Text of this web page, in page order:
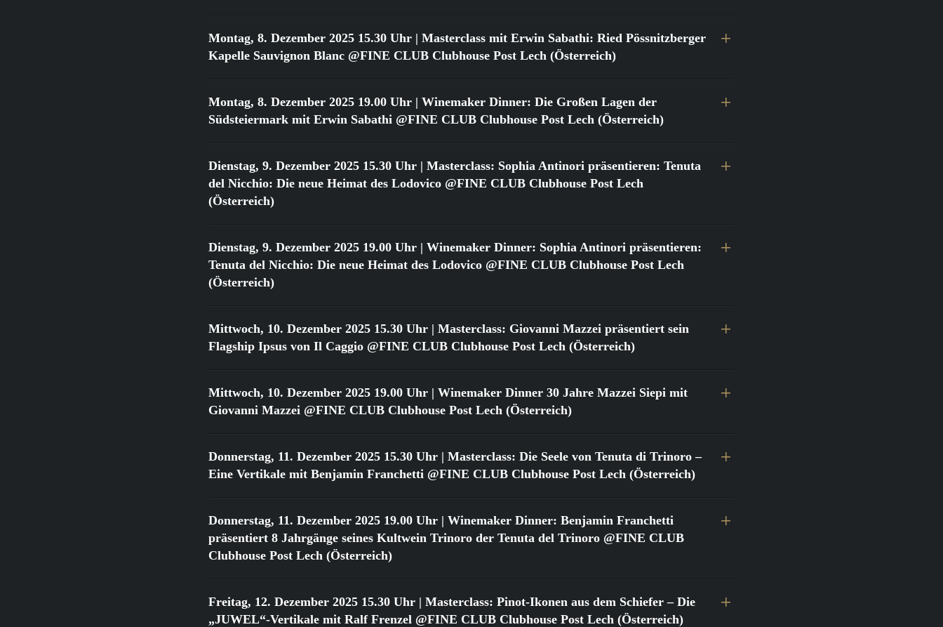
Montag, 8. Dezember 2025 15.30 Uhr | Masterclass mit Erwin Sabathi: Ried Pössnitzberger
Kapelle Sauvignon Blanc @FINE CLUB Clubhouse Post Lech (Österreich)
Montag, 8. Dezember 2025 19.00 Uhr | Winemaker Dinner: Die Großen Lagen der
Südsteiermark mit Erwin Sabathi @FINE CLUB Clubhouse Post Lech (Österreich)
Dienstag, 9. Dezember 2025 15.30 Uhr | Masterclass: Sophia Antinori präsentieren: Tenuta
del Nicchio: Die neue Heimat des Lodovico @FINE CLUB Clubhouse Post Lech
(Österreich)
Dienstag, 9. Dezember 2025 19.00 Uhr | Winemaker Dinner: Sophia Antinori präsentieren:
Tenuta del Nicchio: Die neue Heimat des Lodovico @FINE CLUB Clubhouse Post Lech
(Österreich)
Mittwoch, 10. Dezember 2025 15.30 Uhr | Masterclass: Giovanni Mazzei präsentiert sein
Flagship Ipsus von Il Caggio @FINE CLUB Clubhouse Post Lech (Österreich)
Mittwoch, 10. Dezember 2025 19.00 Uhr | Winemaker Dinner 30 Jahre Mazzei Siepi mit
Giovanni Mazzei @FINE CLUB Clubhouse Post Lech (Österreich)
Donnerstag, 11. Dezember 2025 15.30 Uhr | Masterclass: Die Seele von Tenuta di Trinoro –
Eine Vertikale mit Benjamin Franchetti @FINE CLUB Clubhouse Post Lech (Österreich)
Donnerstag, 11. Dezember 2025 19.00 Uhr | Winemaker Dinner: Benjamin Franchetti
präsentiert 8 Jahrgänge seines Kultwein Trinoro der Tenuta del Trinoro @FINE CLUB
Clubhouse Post Lech (Österreich)
Freitag, 12. Dezember 2025 15.30 Uhr | Masterclass: Pinot-Ikonen aus dem Schiefer – Die
„JUWEL“-Vertikale mit Ralf Frenzel @FINE CLUB Clubhouse Post Lech (Österreich)